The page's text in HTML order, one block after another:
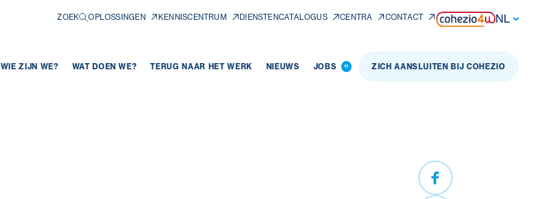
ZOEK OPLOSSINGEN KENNISCENTRUM DIENSTENCATALOGUS CENTRA CONTACT NL
WIE ZIJN WE? WAT DOEN WE? TERUG NAAR HET WERK NIEUWS JOBS 11 ZICH AANSLUITEN BIJ COHEZIO